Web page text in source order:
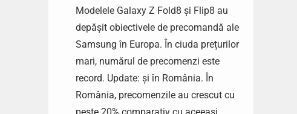
Modelele Galaxy Z Fold8 și Flip8 au
depășit obiectivele de precomandă ale
Samsung în Europa. În ciuda prețurilor
mari, numărul de precomenzi este
record. Update: și în România. În
România, precomenzile au crescut cu